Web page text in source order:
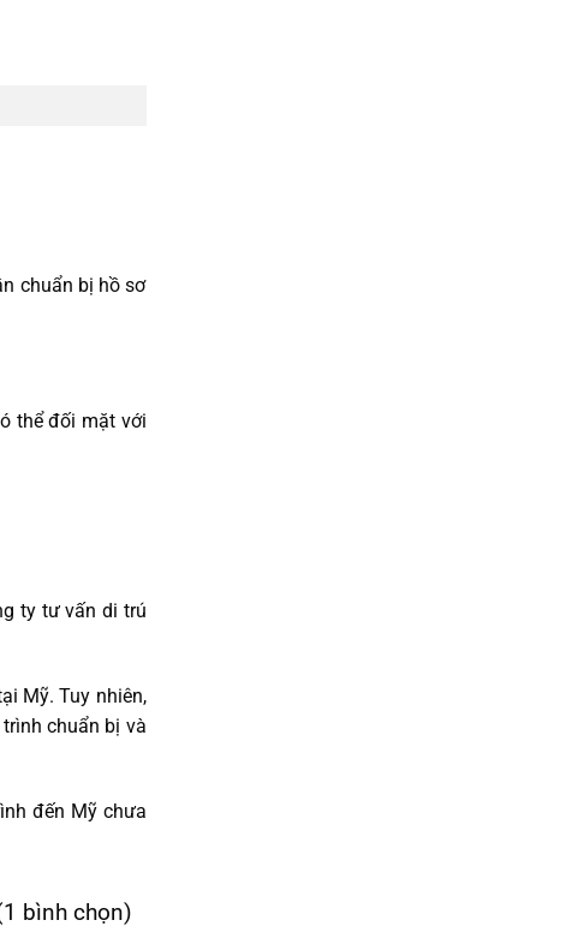
chuẩn bị hồ sơ
thể đối mặt với
ty tư vấn di trú
Mỹ. Tuy nhiên,
chuẩn bị và
đến Mỹ chưa
bình chọn)